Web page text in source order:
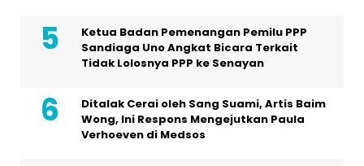
Ketua Badan Pemenangan Pemilu PPP
Sandiaga Uno Angkat Bicara Terkait
Tidak Lolosnya PPP ke Senayan
Ditalak Cerai oleh Sang Suami, Artis Baim
Wong, Ini Respons Mengejutkan Paula
Verhoeven di Medsos